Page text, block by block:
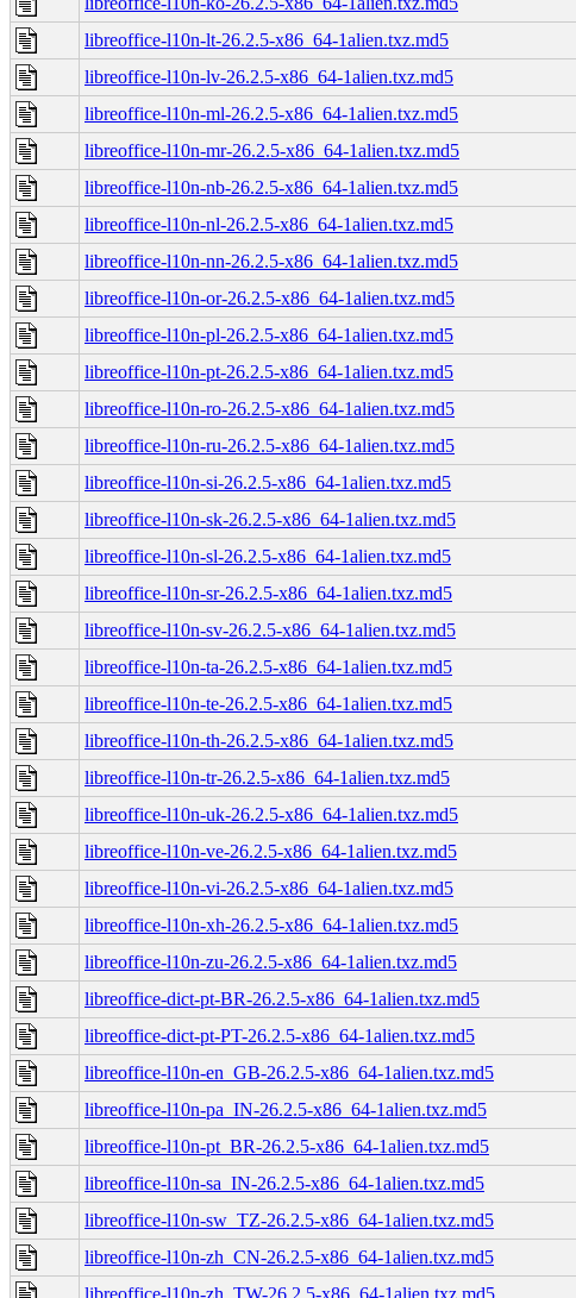
libreoffice-l10n-lt-26.2.5-x86_64-1alien.txz.md5
libreoffice-l10n-lv-26.2.5-x86_64-1alien.txz.md5
libreoffice-l10n-ml-26.2.5-x86_64-1alien.txz.md5
libreoffice-l10n-mr-26.2.5-x86_64-1alien.txz.md5
libreoffice-l10n-nb-26.2.5-x86_64-1alien.txz.md5
libreoffice-l10n-nl-26.2.5-x86_64-1alien.txz.md5
libreoffice-l10n-nn-26.2.5-x86_64-1alien.txz.md5
libreoffice-l10n-or-26.2.5-x86_64-1alien.txz.md5
libreoffice-l10n-pl-26.2.5-x86_64-1alien.txz.md5
libreoffice-l10n-pt-26.2.5-x86_64-1alien.txz.md5
libreoffice-l10n-ro-26.2.5-x86_64-1alien.txz.md5
libreoffice-l10n-ru-26.2.5-x86_64-1alien.txz.md5
libreoffice-l10n-si-26.2.5-x86_64-1alien.txz.md5
libreoffice-l10n-sk-26.2.5-x86_64-1alien.txz.md5
libreoffice-l10n-sl-26.2.5-x86_64-1alien.txz.md5
libreoffice-l10n-sr-26.2.5-x86_64-1alien.txz.md5
libreoffice-l10n-sv-26.2.5-x86_64-1alien.txz.md5
libreoffice-l10n-ta-26.2.5-x86_64-1alien.txz.md5
libreoffice-l10n-te-26.2.5-x86_64-1alien.txz.md5
libreoffice-l10n-th-26.2.5-x86_64-1alien.txz.md5
libreoffice-l10n-tr-26.2.5-x86_64-1alien.txz.md5
libreoffice-l10n-uk-26.2.5-x86_64-1alien.txz.md5
libreoffice-l10n-ve-26.2.5-x86_64-1alien.txz.md5
libreoffice-l10n-vi-26.2.5-x86_64-1alien.txz.md5
libreoffice-l10n-xh-26.2.5-x86_64-1alien.txz.md5
libreoffice-l10n-zu-26.2.5-x86_64-1alien.txz.md5
libreoffice-dict-pt-BR-26.2.5-x86_64-1alien.txz.md5
libreoffice-dict-pt-PT-26.2.5-x86_64-1alien.txz.md5
libreoffice-l10n-en_GB-26.2.5-x86_64-1alien.txz.md5
libreoffice-l10n-pa_IN-26.2.5-x86_64-1alien.txz.md5
libreoffice-l10n-pt_BR-26.2.5-x86_64-1alien.txz.md5
libreoffice-l10n-sa_IN-26.2.5-x86_64-1alien.txz.md5
libreoffice-l10n-sw_TZ-26.2.5-x86_64-1alien.txz.md5
libreoffice-l10n-zh_CN-26.2.5-x86_64-1alien.txz.md5